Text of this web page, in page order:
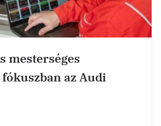
mesterséges
az Audi